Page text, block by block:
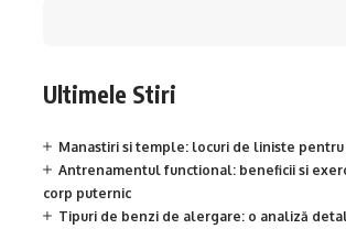
Ultimele Stiri
Manastiri si temple: locuri de liniste
Antrenamentul functional: beneficii si
corp puternic
Tipuri de benzi de alergare: o analiză